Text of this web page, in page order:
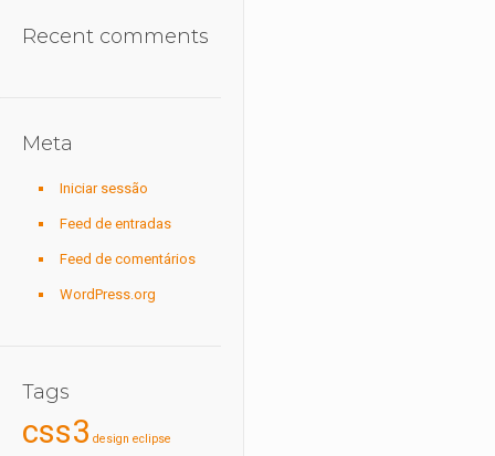
Recent comments
Meta
Iniciar sessão
Feed de entradas
Feed de comentários
WordPress.org
Tags
css3 design eclipse